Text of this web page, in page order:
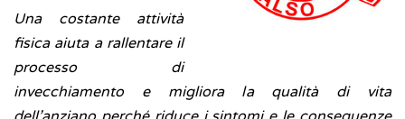
Una costante attività
fisica aiuta a rallentare il
processo di
invecchiamento e migliora la qualità di vita